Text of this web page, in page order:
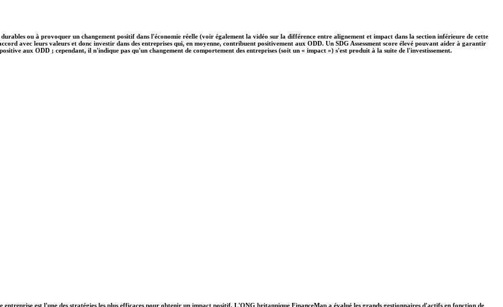
ou à provoquer un changement positif dans l'économie réelle (voir également la vidéo sur la différence entre alignement et impact dans la section inférieure de cette
avec leurs valeurs et donc investir dans des entreprises qui, en moyenne, contribuent positivement aux ODD. Un SDG Assessment score élevé pouvant aider à garantir
aux ODD ; cependant, il n'indique pas qu'un changement de comportement des entreprises (soit un « impact ») s'est produit à la suite de l'investissement.
entreprise est l'une des stratégies les plus efficaces pour obtenir un impact positif. L'ONG britannique FinanceMap a évalué les grands gestionnaires d'actifs en fonction de